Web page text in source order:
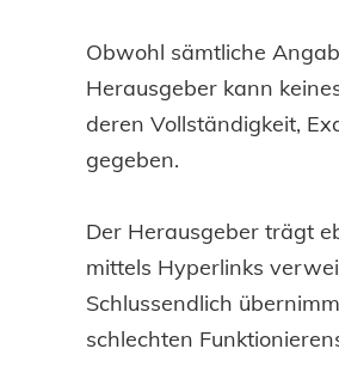
Obwohl sämtliche
Herausgeber kann
deren Vollständigkeit,
gegeben.
Der Herausgeber trägt
mittels Hyperlinks
Schlussendlich
schlechten